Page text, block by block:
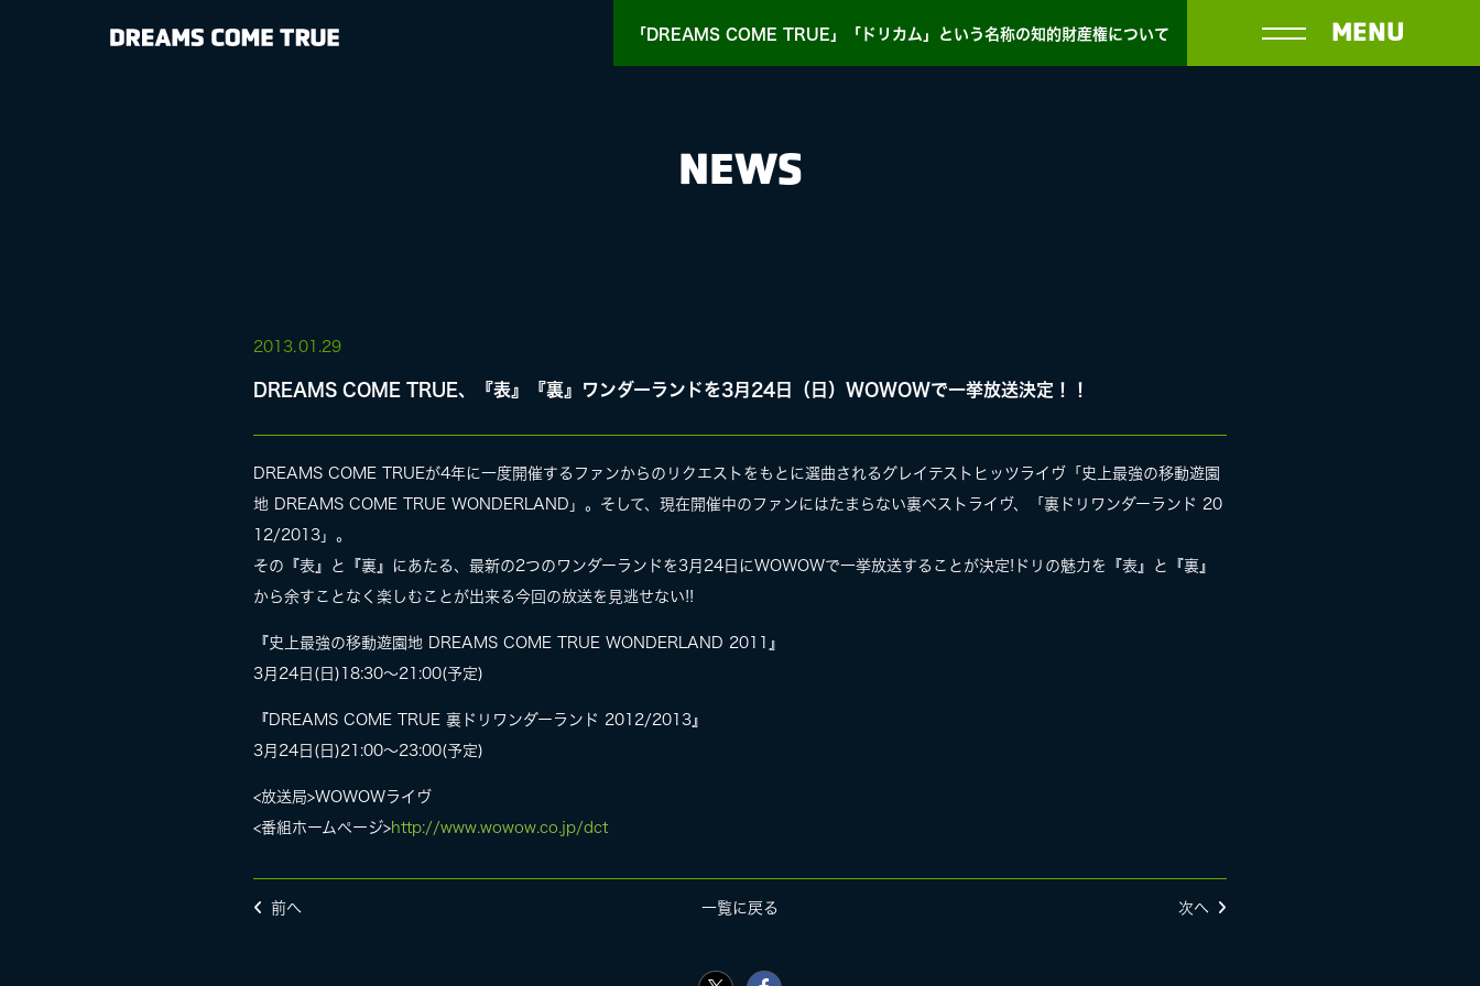
「DREAMS COME TRUE」「ドリカム」 という名称の知的財産権について MENU
LIVE
SPECIAL SITE
NEWS
2013. 01.29
DREAMS COME TRUE、『表』『裏』ワンダーランドを3月24日（日）WOWOWで一挙放送決定！！
DREAMS COME TRUEが4年に一度開催するファンからのリクエストをもとに選曲されるグレイテストヒッツライヴ「史上最強の移動遊園
地 DREAMS COME TRUE WONDERLAND」。そして、現在開催中のファンにはたまらない裏ベストライヴ、「裏ドリワンダーランド 20
12/2013」。
その『表』と『裏』にあたる、最新の2つのワンダーランドを3月24日にWOWOWで一挙放送することが決定!ドリの魅力を『表』と『裏』
から余すことなく楽しむことが出来る今回の放送を見逃せない!!
『史上最強の移動遊園地 DREAMS COME TRUE WONDERLAND 2011』
3月24日(日)18:30〜21:00(予定)
『DREAMS COME TRUE 裏ドリワンダーランド 2012/2013』
3月24日(日)21:00〜23:00(予定)
<放送局>WOWOWライヴ
<番組ホームページ>http://www.wowow.co.jp/dct
前へ 一覧に戻る 次へ